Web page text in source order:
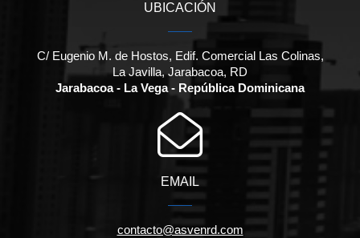
UBICACIÓN
C/ Eugenio M. de Hostos, Edif. Comercial Las Colinas,
La Javilla, Jarabacoa, RD
Jarabacoa - La Vega - República Dominicana
EMAIL
contacto@asvenrd.com